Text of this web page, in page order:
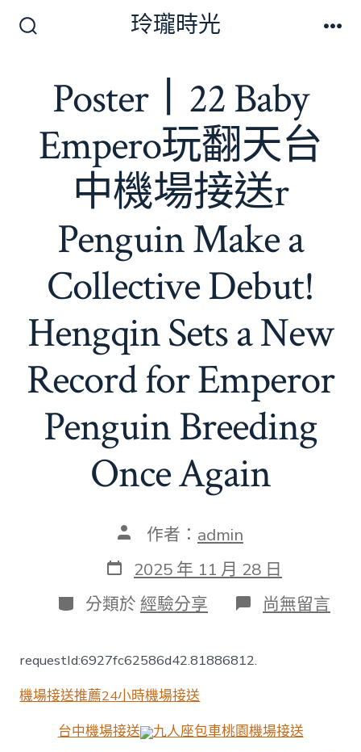
玲瓏時光
Poster丨22 Baby
Empero玩翻天台
中機場接送r
Penguin Make a
Collective Debut!
Hengqin Sets a New
Record for Emperor
Penguin Breeding
Once Again
文
作
者
作者： admin
發
表
日
期
2025 年 11 月 28 日
分
類
分類於 經驗分享 在
〈Poster
天
尚無留言
requestId:6927fc62586d42.81886812.
機場接送推薦24小時機場接送
台中機場接送
九人座包車桃園機場接送